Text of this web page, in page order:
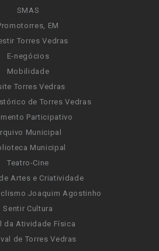
SMAS
EM
Torres Vedras
E-negócios
Mobilidade
Torres Vedras
de Torres Vedras
Participativo
Municipal
Municipal
Teatro-Cine
Artes e Criatividade
Joaquim Agostinho
Sentir Cultura
da Atividade Física
de Torres Vedras